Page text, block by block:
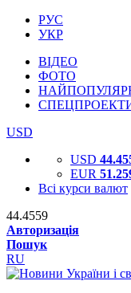
РУС
УКР
ВІДЕО
ФОТО
USD
USD
EUR
Всі курси валют
44.4559
Авторизація
Пошук
RU